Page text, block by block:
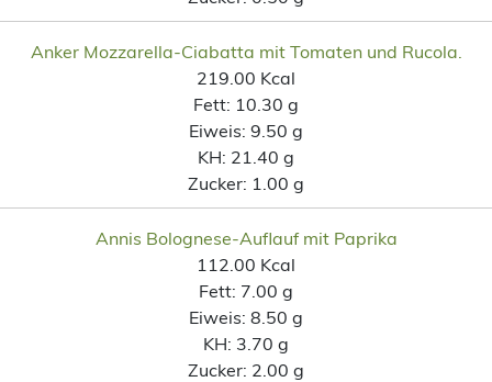
Anker Mozzarella-Ciabatta mit Tomaten und Rucola.
219.00 Kcal
Fett: 10.30 g
Eiweis: 9.50 g
KH: 21.40 g
Zucker: 1.00 g
Annis Bolognese-Auflauf mit Paprika
112.00 Kcal
Fett: 7.00 g
Eiweis: 8.50 g
KH: 3.70 g
Zucker: 2.00 g